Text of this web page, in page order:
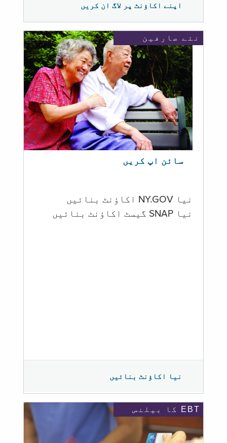
اپنے اکاؤنٹ پر لاگ ان کریں
نئے صارفین
سائن اپ کریں
نیا NY.GOV اکاؤنٹ بنائیں
نیا SNAP گیسٹ اکاؤنٹ بنائیں
نیا اکاؤنٹ بنائیں
EBT کا بیلنس